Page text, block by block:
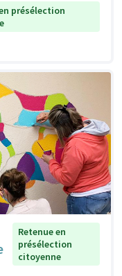
présélection
Retenue en
présélection
citoyenne